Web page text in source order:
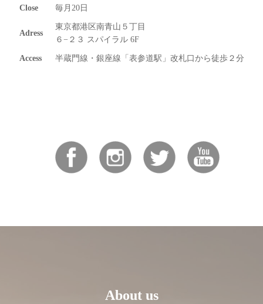
Close 毎月20日
Adress
東京都港区南青山５丁目
６−２３ スパイラル 6F
Access 半蔵門線・銀座線「表参道駅」改札口から徒歩２分
About us